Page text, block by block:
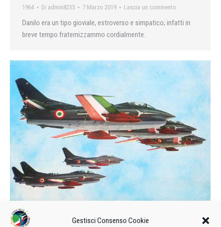
Gestisci Consenso Cookie
1964 Di admin8235 7 Marzo 2019 Lascia un commento
Danilo era un tipo gioviale, estroverso e simpatico; infatti in
breve tempo fraternizzammo cordialmente.
Il significato dell’Acrobazia